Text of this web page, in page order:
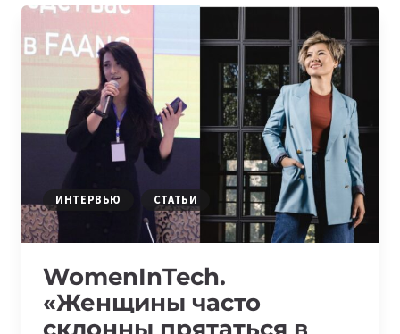
NEW
VISION
FORUM:
КАКИЕ
МЕРОПРИЯТИЯ
ПОСЕТИТЬ
IT-
СПЕЦИАЛИСТАМ
ЭТОЙ
НЕДЕЛЕ
ИНТЕРВЬЮ СТАТЬИ
WomenInTech.
«Женщины часто